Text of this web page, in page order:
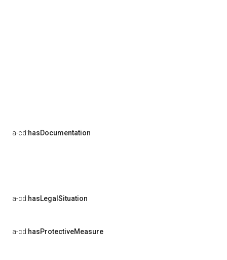
a-cd:hasDocumentation
a-cd:hasLegalSituation
a-cd:hasProtectiveMeasure